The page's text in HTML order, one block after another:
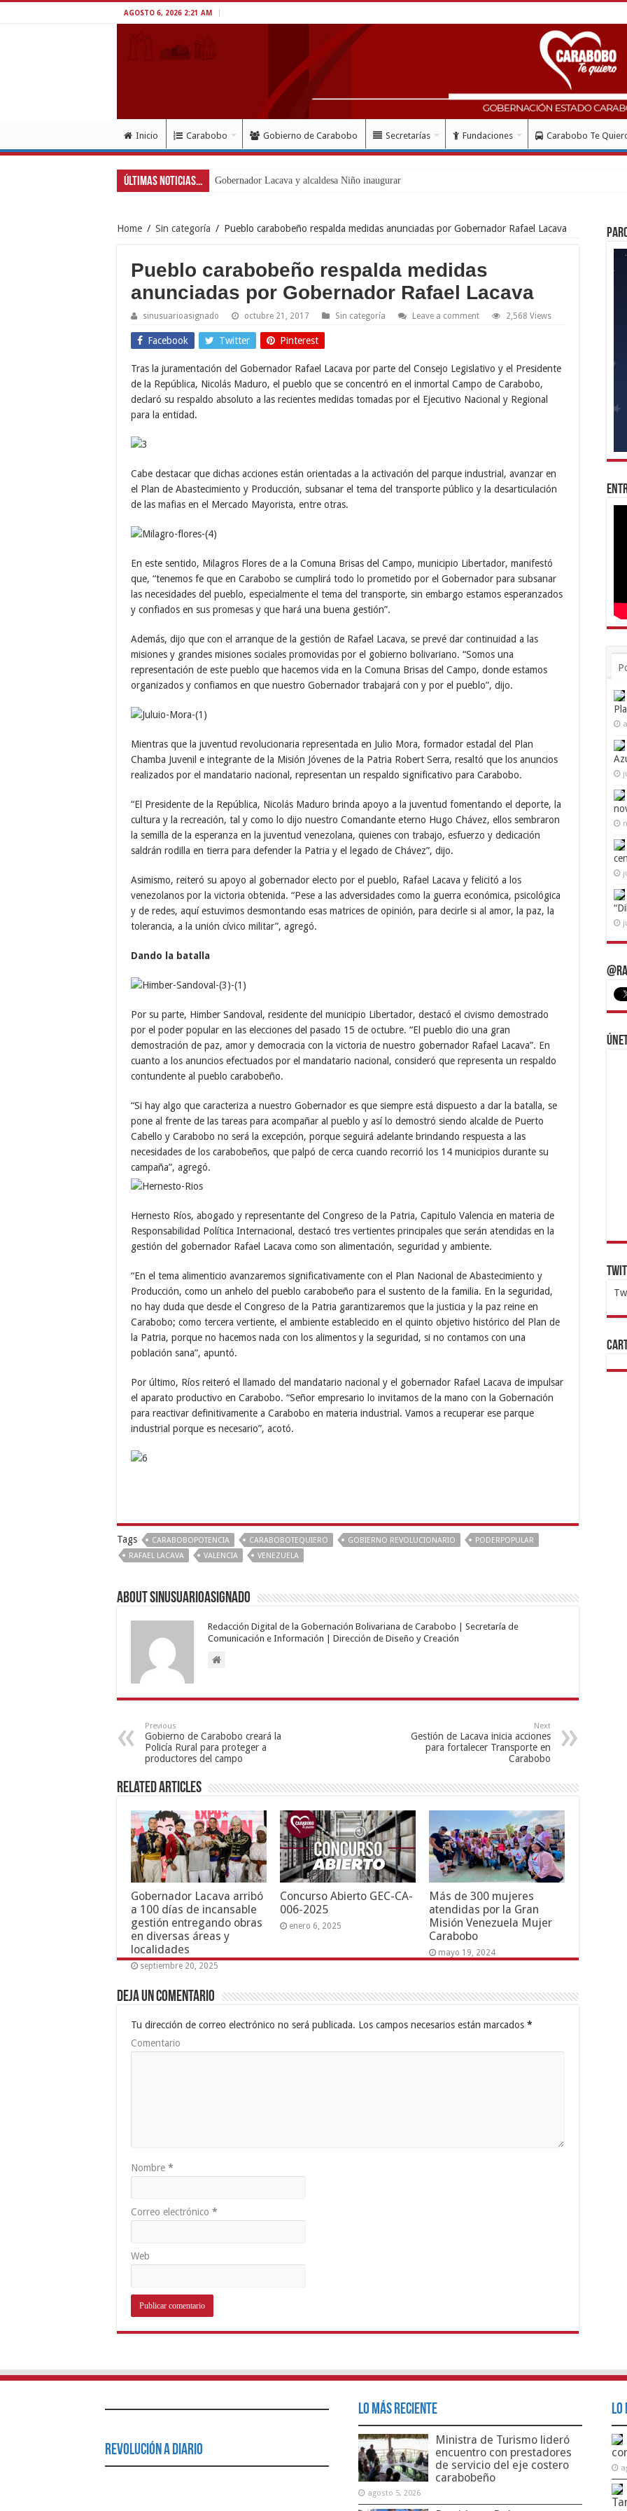
AGOSTO 6, 2026 2:21 AM
Inicio Carabobo Gobierno de Carabobo Secretarías Fundaciones Carabobo Te
Últimas Noticias... Gobernador Lacava y alcaldesa Niño inauguraron moderna Unidad de Hemato-Oncología Pediátrica
Home / Sin categoría / Pueblo carabobeño respalda medidas anunciadas por Gobernador Rafael Lacava
Pueblo carabobeño respalda medidas
anunciadas por Gobernador Rafael Lacava
sinusuarioasignado octubre 21, 2017 Sin categoría Leave a comment 2,568 Views
Facebook Twitter Pinterest
Tras la juramentación del Gobernador Rafael Lacava por parte del Consejo Legislativo y el Presidente
de la República, Nicolás Maduro, el pueblo que se concentró en el inmortal Campo de Carabobo,
declaró su respaldo absoluto a las recientes medidas tomadas por el Ejecutivo Nacional y Regional
para la entidad.
Cabe destacar que dichas acciones están orientadas a la activación del parque industrial, avanzar en
el Plan de Abastecimiento y Producción, subsanar el tema del transporte público y la desarticulación
de las mafias en el Mercado Mayorista, entre otras.
En este sentido, Milagros Flores de a la Comuna Brisas del Campo, municipio Libertador, manifestó
que, “tenemos fe que en Carabobo se cumplirá todo lo prometido por el Gobernador para subsanar
las necesidades del pueblo, especialmente el tema del transporte, sin embargo estamos esperanzados
y confiados en sus promesas y que hará una buena gestión”.
Además, dijo que con el arranque de la gestión de Rafael Lacava, se prevé dar continuidad a las
misiones y grandes misiones sociales promovidas por el gobierno bolivariano. “Somos una
representación de este pueblo que hacemos vida en la Comuna Brisas del Campo, donde estamos
organizados y confiamos en que nuestro Gobernador trabajará con y por el pueblo”, dijo.
Mientras que la juventud revolucionaria representada en Julio Mora, formador estadal del Plan
Chamba Juvenil e integrante de la Misión Jóvenes de la Patria Robert Serra, resaltó que los anuncios
realizados por el mandatario nacional, representan un respaldo significativo para Carabobo.
“El Presidente de la República, Nicolás Maduro brinda apoyo a la juventud fomentando el deporte, la
cultura y la recreación, tal y como lo dijo nuestro Comandante eterno Hugo Chávez, ellos sembraron
la semilla de la esperanza en la juventud venezolana, quienes con trabajo, esfuerzo y dedicación
saldrán rodilla en tierra para defender la Patria y el legado de Chávez”, dijo.
Asimismo, reiteró su apoyo al gobernador electo por el pueblo, Rafael Lacava y felicitó a los
venezolanos por la victoria obtenida. “Pese a las adversidades como la guerra económica, psicológica
y de redes, aquí estuvimos desmontando esas matrices de opinión, para decirle si al amor, la paz, la
tolerancia, a la unión cívico militar”, agregó.
Dando la batalla
Por su parte, Himber Sandoval, residente del municipio Libertador, destacó el civismo demostrado
por el poder popular en las elecciones del pasado 15 de octubre. “El pueblo dio una gran
demostración de paz, amor y democracia con la victoria de nuestro gobernador Rafael Lacava”. En
cuanto a los anuncios efectuados por el mandatario nacional, consideró que representa un respaldo
contundente al pueblo carabobeño.
“Si hay algo que caracteriza a nuestro Gobernador es que siempre está dispuesto a dar la batalla, se
pone al frente de las tareas para acompañar al pueblo y así lo demostró siendo alcalde de Puerto
Cabello y Carabobo no será la excepción, porque seguirá adelante brindando respuesta a las
necesidades de los carabobeños, que palpó de cerca cuando recorrió los 14 municipios durante su
campaña”, agregó.
Hernesto Ríos, abogado y representante del Congreso de la Patria, Capitulo Valencia en materia de
Responsabilidad Política Internacional, destacó tres vertientes principales que serán atendidas en la
gestión del gobernador Rafael Lacava como son alimentación, seguridad y ambiente.
“En el tema alimenticio avanzaremos significativamente con el Plan Nacional de Abastecimiento y
Producción, como un anhelo del pueblo carabobeño para el sustento de la familia. En la seguridad,
no hay duda que desde el Congreso de la Patria garantizaremos que la justicia y la paz reine en
Carabobo; como tercera vertiente, el ambiente establecido en el quinto objetivo histórico del Plan de
la Patria, porque no hacemos nada con los alimentos y la seguridad, si no contamos con una
población sana”, apuntó.
Por último, Ríos reiteró el llamado del mandatario nacional y el gobernador Rafael Lacava de impulsar
el aparato productivo en Carabobo. “Señor empresario lo invitamos de la mano con la Gobernación
para reactivar definitivamente a Carabobo en materia industrial. Vamos a recuperar ese parque
industrial porque es necesario”, acotó.
Tags CARABOBOPOTENCIA CARABOBOTEQUIERO GOBIERNO REVOLUCIONARIO
PODERPOPULAR
RAFAEL LACAVA
VALENCIA VENEZUELA
About sinusuarioasignado
Redacción Digital de la Gobernación Bolivariana de Carabobo | Secretaría de
Comunicación e Información | Dirección de Diseño y Creación
Previous
Gobierno de Carabobo creará la
Policía Rural para proteger a
productores del campo
Next
Gestión de Lacava inicia acciones
para fortalecer Transporte en
Carabobo
Related Articles
Gobernador Lacava arribó
a 100 días de incansable
gestión entregando obras
en diversas áreas y
localidades
septiembre 20, 2025
Concurso Abierto GEC-CA-
006-2025
enero 6, 2025
Más de 300 mujeres
atendidas por la Gran
Misión Venezuela Mujer
Carabobo
mayo 19, 2024
Deja un comentario
Tu dirección de correo electrónico no será publicada. Los campos necesarios están marcados *
Comentario
Nombre *
Correo electrónico *
Web
Revolución a Diario
Lo Más Reciente
Ministra de Turismo lideró
encuentro con prestadores
de servicio del eje costero
carabobeño
agosto 5, 2026